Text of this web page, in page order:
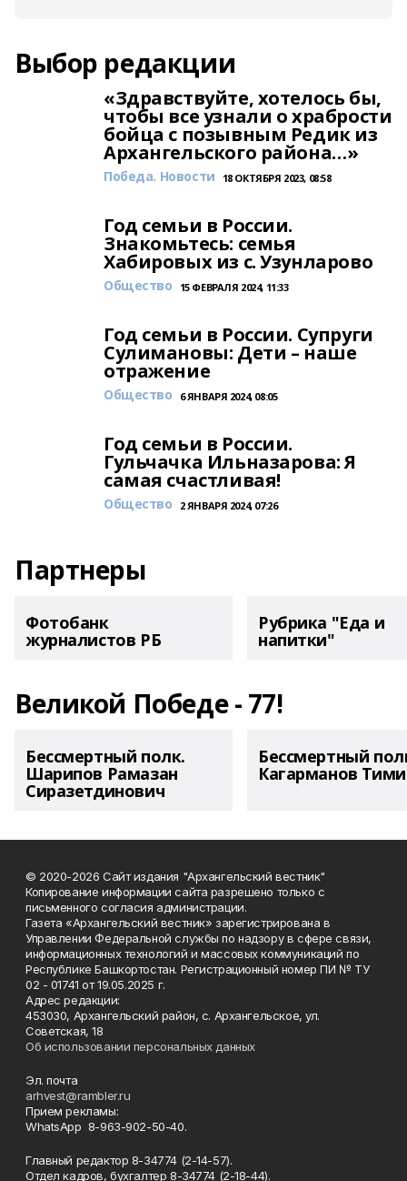
Выбор редакции
«Здравствуйте, хотелось бы,
чтобы все узнали о храбрости
бойца с позывным Редик из
Архангельского района…»
Победа. Новости 18 ОКТЯБРЯ 2023, 08:58
Год семьи в России.
Знакомьтесь: семья
Хабировых из с. Узунларово
Общество 15 ФЕВРАЛЯ 2024, 11:33
Год семьи в России. Супруги
Сулимановы: Дети – наше
отражение
Общество 6 ЯНВАРЯ 2024, 08:05
Год семьи в России.
Гульчачка Ильназарова: Я
самая счастливая!
Общество 2 ЯНВАРЯ 2024, 07:26
Партнеры
Фотобанк
журналистов РБ
Рубрика "Еда и
напитки"
Великой Победе - 77!
Бессмертный полк.
Шарипов Рамазан
Сиразетдинович
Бессмертный
Кагарманов
© 2020-2026 Сайт издания "Архангельский вестник"
Копирование информации сайта разрешено только с
письменного согласия администрации.
Газета «Архангельский вестник» зарегистрирована в
Управлении Федеральной службы по надзору в сфере связи,
информационных технологий и массовых коммуникаций по
Республике Башкортостан. Регистрационный номер ПИ № ТУ
02 - 01741 от 19.05.2025 г.
Адрес редакции:
453030, Архангельский район, с. Архангельское, ул.
Советская, 18
Об использовании персональных данных
Эл. почта
arhvest@rambler.ru
Прием рекламы:
WhatsApp 8-963-902-50-40.
Главный редактор 8-34774 (2-14-57).
Отдел кадров, бухгалтер 8-34774 (2-18-44).